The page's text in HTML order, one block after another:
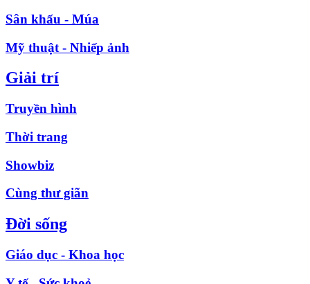
Sân khấu - Múa
Mỹ thuật - Nhiếp ảnh
Giải trí
Truyền hình
Thời trang
Showbiz
Cùng thư giãn
Đời sống
Giáo dục - Khoa học